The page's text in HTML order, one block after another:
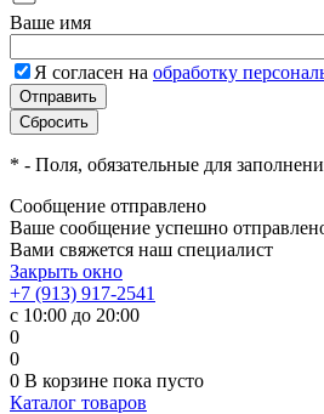
Ваше имя
Я согласен на обработку
* - Поля, обязательные для
Сообщение отправлено
Ваше сообщение успешно
Вами свяжется наш специалист
Закрыть окно
+7 (913) 917-2541
с 10:00 до 20:00
0
0
0 В корзине пока пусто
Каталог товаров